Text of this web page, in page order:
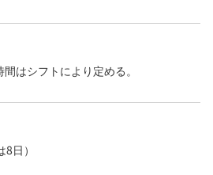
はシフトにより定める。
日）